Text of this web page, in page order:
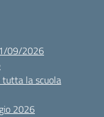
09/2026
tutta la scuola
2026